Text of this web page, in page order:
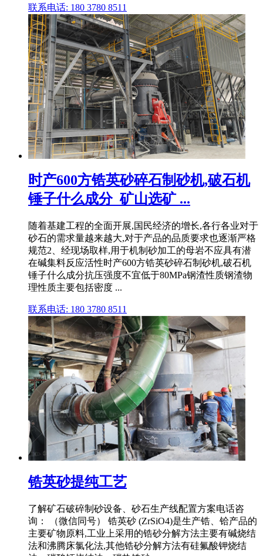
联系电话: 180 3780 8511
时产600方锆英砂碎石制砂机,破石机
锤子什么成分_矿山选矿 ...
随着基建工程的全面开展,国民经济的增长,各行各业对于
砂石的需求量越来越大,对于产品的品质要求也逐渐严格
规范2、经现场取样,用于机制砂加工的母岩不应具有潜
在碱集料反应活性时产600方锆英砂碎石制砂机,破石机
锤子什么成分抗压强度不宜低于80MPa钢渣性质钢渣物
理性质主要包括密度 ...
联系电话: 180 3780 8511
锆英砂提纯工艺
了解矿石破碎制砂设备、砂石生产线配置方案电话咨
询： （微信同号） 锆英砂 (ZrSiO4)是生产锆、铪产品的
主要矿物原料,工业上采用的锆砂分解方法主要有碱烧结
法和沸腾床氯化法,其他锆砂分解方法有硅氟酸钾烧结